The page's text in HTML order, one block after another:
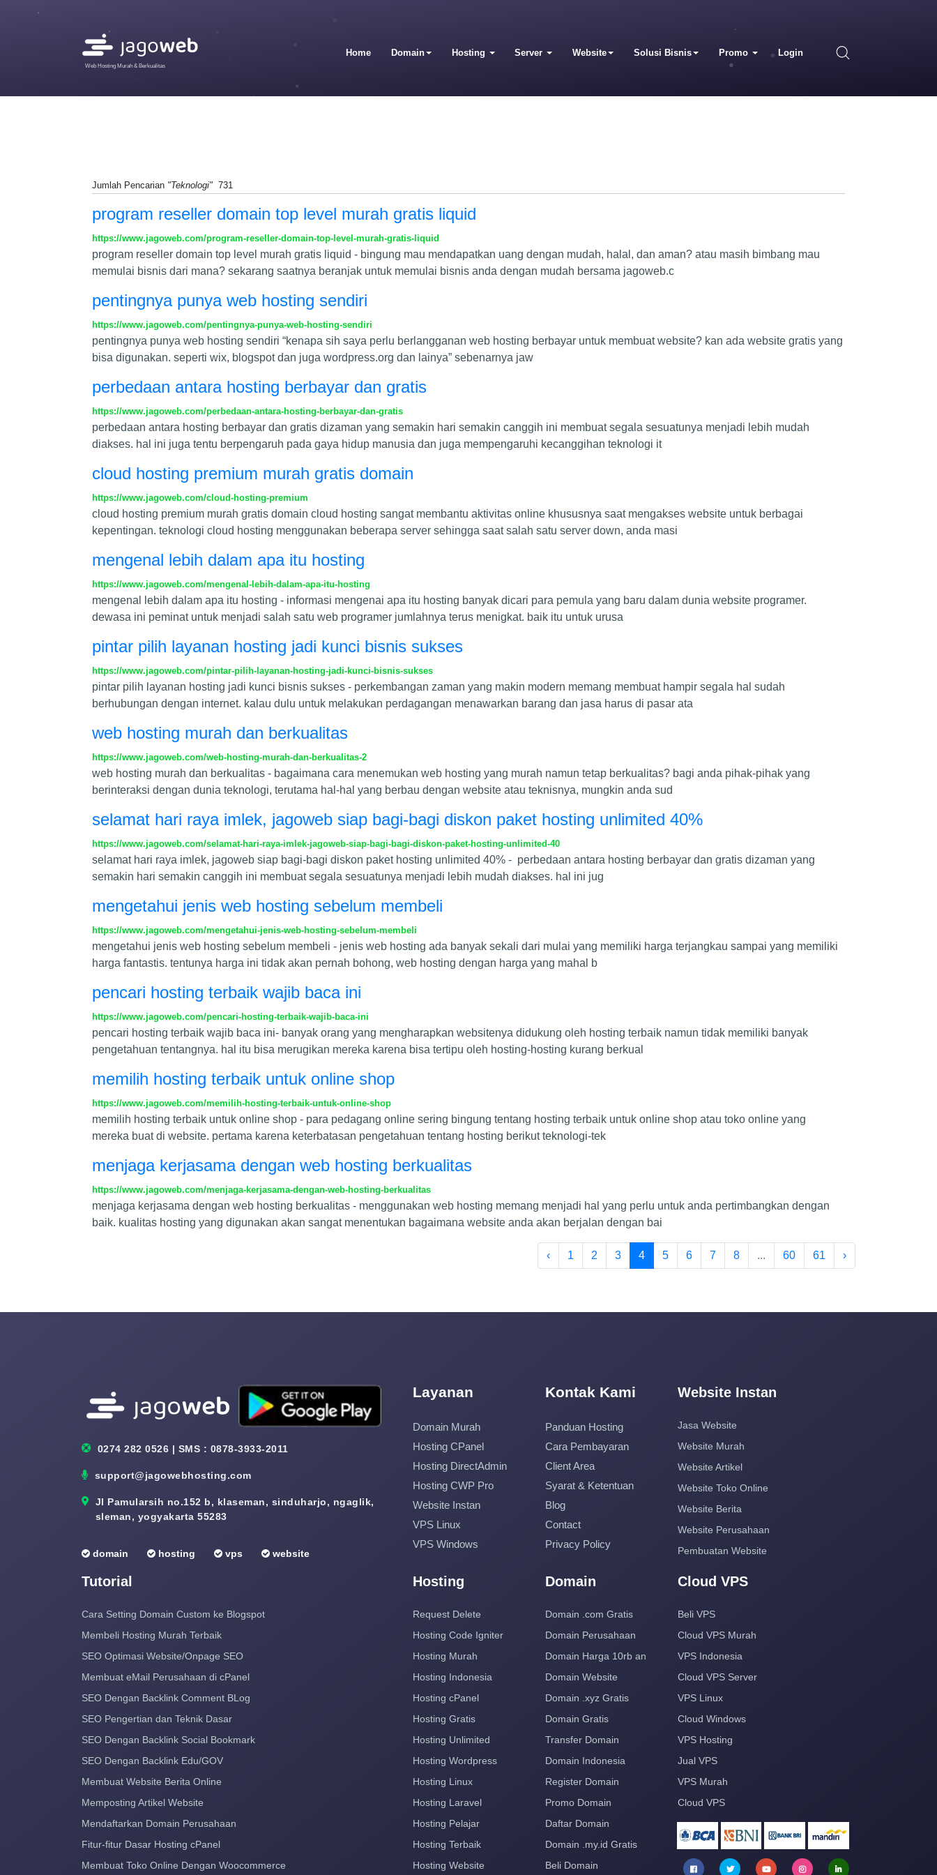
Web Hosting Murah & Berkualitas
Home Domain Hosting Server Website Solusi Bisnis Promo Login
Jumlah Pencarian "Teknologi" 731
program reseller domain top level murah gratis liquid
https://www.jagoweb.com/program-reseller-domain-top-level-murah-gratis-liquid
program reseller domain top level murah gratis liquid - bingung mau mendapatkan uang dengan mudah, halal, dan aman? atau masih bimbang mau
memulai bisnis dari mana? sekarang saatnya beranjak untuk memulai bisnis anda dengan mudah bersama jagoweb.c
pentingnya punya web hosting sendiri
https://www.jagoweb.com/pentingnya-punya-web-hosting-sendiri
pentingnya punya web hosting sendiri “kenapa sih saya perlu berlangganan web hosting berbayar untuk membuat website? kan ada website gratis yang
bisa digunakan. seperti wix, blogspot dan juga wordpress.org dan lainya” sebenarnya jaw
perbedaan antara hosting berbayar dan gratis
https://www.jagoweb.com/perbedaan-antara-hosting-berbayar-dan-gratis
perbedaan antara hosting berbayar dan gratis dizaman yang semakin hari semakin canggih ini membuat segala sesuatunya menjadi lebih mudah
diakses. hal ini juga tentu berpengaruh pada gaya hidup manusia dan juga mempengaruhi kecanggihan teknologi it
cloud hosting premium murah gratis domain
https://www.jagoweb.com/cloud-hosting-premium
cloud hosting premium murah gratis domain cloud hosting sangat membantu aktivitas online khususnya saat mengakses website untuk berbagai
kepentingan. teknologi cloud hosting menggunakan beberapa server sehingga saat salah satu server down, anda masi
mengenal lebih dalam apa itu hosting
https://www.jagoweb.com/mengenal-lebih-dalam-apa-itu-hosting
mengenal lebih dalam apa itu hosting - informasi mengenai apa itu hosting banyak dicari para pemula yang baru dalam dunia website programer.
dewasa ini peminat untuk menjadi salah satu web programer jumlahnya terus menigkat. baik itu untuk urusa
pintar pilih layanan hosting jadi kunci bisnis sukses
https://www.jagoweb.com/pintar-pilih-layanan-hosting-jadi-kunci-bisnis-sukses
pintar pilih layanan hosting jadi kunci bisnis sukses - perkembangan zaman yang makin modern memang membuat hampir segala hal sudah
berhubungan dengan internet. kalau dulu untuk melakukan perdagangan menawarkan barang dan jasa harus di pasar ata
web hosting murah dan berkualitas
https://www.jagoweb.com/web-hosting-murah-dan-berkualitas-2
web hosting murah dan berkualitas - bagaimana cara menemukan web hosting yang murah namun tetap berkualitas? bagi anda pihak-pihak yang
berinteraksi dengan dunia teknologi, terutama hal-hal yang berbau dengan website atau teknisnya, mungkin anda sud
selamat hari raya imlek, jagoweb siap bagi-bagi diskon paket hosting unlimited 40%
https://www.jagoweb.com/selamat-hari-raya-imlek-jagoweb-siap-bagi-bagi-diskon-paket-hosting-unlimited-40
selamat hari raya imlek, jagoweb siap bagi-bagi diskon paket hosting unlimited 40% - perbedaan antara hosting berbayar dan gratis dizaman yang
semakin hari semakin canggih ini membuat segala sesuatunya menjadi lebih mudah diakses. hal ini jug
mengetahui jenis web hosting sebelum membeli
https://www.jagoweb.com/mengetahui-jenis-web-hosting-sebelum-membeli
mengetahui jenis web hosting sebelum membeli - jenis web hosting ada banyak sekali dari mulai yang memiliki harga terjangkau sampai yang memiliki
harga fantastis. tentunya harga ini tidak akan pernah bohong, web hosting dengan harga yang mahal b
pencari hosting terbaik wajib baca ini
https://www.jagoweb.com/pencari-hosting-terbaik-wajib-baca-ini
pencari hosting terbaik wajib baca ini- banyak orang yang mengharapkan websitenya didukung oleh hosting terbaik namun tidak memiliki banyak
pengetahuan tentangnya. hal itu bisa merugikan mereka karena bisa tertipu oleh hosting-hosting kurang berkual
memilih hosting terbaik untuk online shop
https://www.jagoweb.com/memilih-hosting-terbaik-untuk-online-shop
memilih hosting terbaik untuk online shop - para pedagang online sering bingung tentang hosting terbaik untuk online shop atau toko online yang
mereka buat di website. pertama karena keterbatasan pengetahuan tentang hosting berikut teknologi-tek
menjaga kerjasama dengan web hosting berkualitas
https://www.jagoweb.com/menjaga-kerjasama-dengan-web-hosting-berkualitas
menjaga kerjasama dengan web hosting berkualitas - menggunakan web hosting memang menjadi hal yang perlu untuk anda pertimbangkan dengan
baik. kualitas hosting yang digunakan akan sangat menentukan bagaimana website anda akan berjalan dengan bai
‹ 1 2 3 4 5 6 7 8 ... 60 61 ›
0274 282 0526 | SMS : 0878-3933-2011
support@jagowebhosting.com
Jl Pamularsih no.152 b, klaseman, sinduharjo, ngaglik,
sleman, yogyakarta 55283
domain hosting vps website
Layanan
Domain Murah
Hosting CPanel
Hosting DirectAdmin
Hosting CWP Pro
Website Instan
VPS Linux
VPS Windows
Kontak Kami
Panduan Hosting
Cara Pembayaran
Client Area
Syarat & Ketentuan
Blog
Contact
Privacy Policy
Website Instan
Jasa Website
Website Murah
Website Artikel
Website Toko Online
Website Berita
Website Perusahaan
Pembuatan Website
Tutorial
Cara Setting Domain Custom ke Blogspot
Membeli Hosting Murah Terbaik
SEO Optimasi Website/Onpage SEO
Membuat eMail Perusahaan di cPanel
SEO Dengan Backlink Comment BLog
SEO Pengertian dan Teknik Dasar
SEO Dengan Backlink Social Bookmark
SEO Dengan Backlink Edu/GOV
Membuat Website Berita Online
Memposting Artikel Website
Mendaftarkan Domain Perusahaan
Fitur-fitur Dasar Hosting cPanel
Membuat Toko Online Dengan Woocommerce
Hosting
Request Delete
Hosting Code Igniter
Hosting Murah
Hosting Indonesia
Hosting cPanel
Hosting Gratis
Hosting Unlimited
Hosting Wordpress
Hosting Linux
Hosting Laravel
Hosting Pelajar
Hosting Terbaik
Hosting Website
Domain
Domain .com Gratis
Domain Perusahaan
Domain Harga 10rb an
Domain Website
Domain .xyz Gratis
Domain Gratis
Transfer Domain
Domain Indonesia
Register Domain
Promo Domain
Daftar Domain
Domain .my.id Gratis
Beli Domain
Cloud VPS
Beli VPS
Cloud VPS Murah
VPS Indonesia
Cloud VPS Server
VPS Linux
Cloud Windows
VPS Hosting
Jual VPS
VPS Murah
Cloud VPS